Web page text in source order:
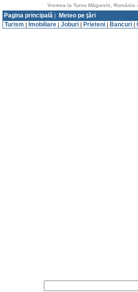
Vremea la Turnu Măgurele, România
Pagina principală |
Meteo pe ţări
Turism | Imobiliare | Joburi | Prieteni | Bancuri |